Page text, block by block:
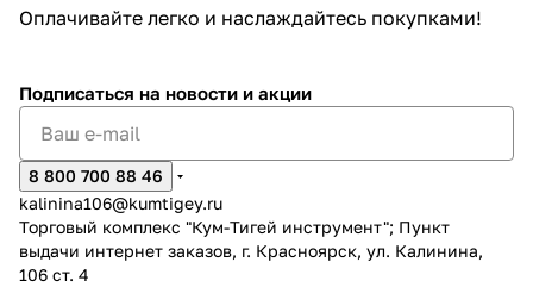
Оплачивайте легко и наслаждайтесь покупками!
Подписаться на новости и акции
8 800 700 88 46
kalinina106@kumtigey.ru
Торговый комплекс "Кум-Тигей инструмент"; Пункт
выдачи интернет заказов, г. Красноярск, ул. Калинина,
106 ст. 4